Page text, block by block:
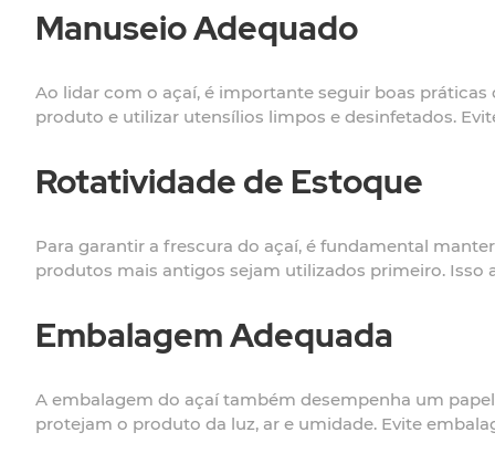
Manuseio Adequado
Ao lidar com o açaí, é importante seguir boas
produto e utilizar utensílios limpos e desinfetados.
Rotatividade de Estoque
Para garantir a frescura do açaí, é fundamental
produtos mais antigos sejam utilizados primeiro. Isso
Embalagem Adequada
A embalagem do açaí também desempenha um
protejam o produto da luz, ar e umidade. Evite